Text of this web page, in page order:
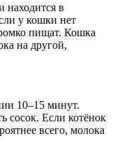
находится в
у кошки нет
пищат. Кошка
на другой,
10–15 минут.
сосок. Если котёнок
всего, молока